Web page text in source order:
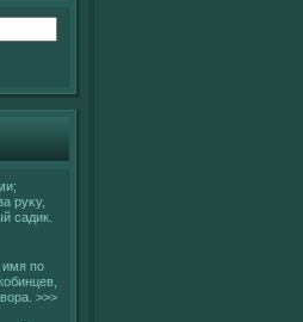
руκу,
садик.
имя по
>>>